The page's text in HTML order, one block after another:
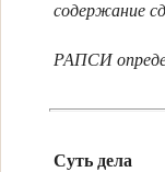
содержание
РАПСИ
Суть дела